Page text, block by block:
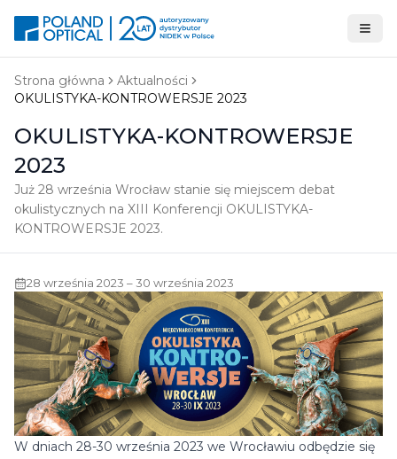
Strona główna
Aktualności
OKULISTYKA-KONTROWERSJE 2023
OKULISTYKA-KONTROWERSJE
2023
Już 28 września Wrocław stanie się miejscem debat
okulistycznych na XIII Konferencji OKULISTYKA-
KONTROWERSJE 2023.
28 września 2023 – 30 września 2023
W dniach 28-30 września 2023 we Wrocławiu odbędzie się